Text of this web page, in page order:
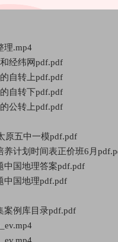
.mp4
经纬网pdf.pdf
自转上pdf.pdf
自转下pdf.pdf
公转上pdf.pdf
五中一模pdf.pdf
计划时间表正价班6月
国地理答案pdf.pdf
国地理pdf.pdf
例库目录pdf.pdf